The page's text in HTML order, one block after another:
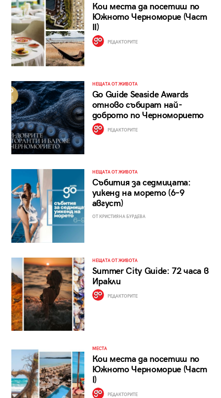
Кои места да посетиш по
Южното Черноморие (Част
II)
РЕДАКТОРИТЕ
НЕЩАТА ОТ ЖИВОТА
Go Guide Seaside Awards
отново събират най-
доброто по Черноморието
РЕДАКТОРИТЕ
НЕЩАТА ОТ ЖИВОТА
Събития за седмицата:
уикенд на морето (6–9
август)
ОТ КРИСТИЯНА БУРДЕВА
НЕЩАТА ОТ ЖИВОТА
Summer City Guide: 72 часа в
Иракли
РЕДАКТОРИТЕ
МЕСТА
Кои места да посетиш по
Южното Черноморие (Част
I)
РЕДАКТОРИТЕ